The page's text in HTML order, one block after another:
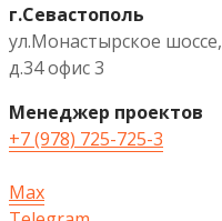
г.Севастополь
ул.Монастырское шоссе,
д.34 офис 3
Менеджер проектов
+7 (978) 725-725-3
Max